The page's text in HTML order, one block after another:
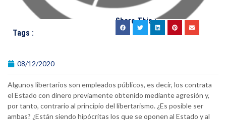
Tags :
Share This :
08/12/2020
Algunos libertarios son empleados públicos, es decir, los contrata
el Estado con dinero previamente obtenido mediante agresión y,
por tanto, contrario al principio del libertarismo. ¿Es posible ser
ambas? ¿Están siendo hipócritas los que se oponen al Estado y al